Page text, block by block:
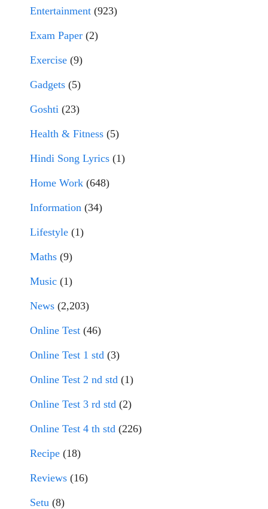
Entertainment (923)
Exam Paper (2)
Exercise (9)
Gadgets (5)
Goshti (23)
Health & Fitness (5)
Hindi Song Lyrics (1)
Home Work (648)
Information (34)
Lifestyle (1)
Maths (9)
Music (1)
News (2,203)
Online Test (46)
Online Test 1 std (3)
Online Test 2 nd std (1)
Online Test 3 rd std (2)
Online Test 4 th std (226)
Recipe (18)
Reviews (16)
Setu (8)